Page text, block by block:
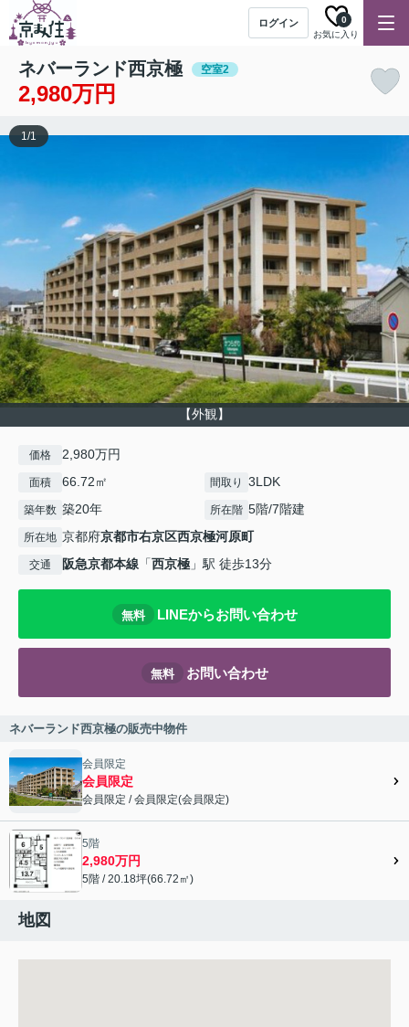
ログイン
お気に入り
0
ネバーランド西京極 空室2
2,980万円
【外観】
1/1
価格 2,980万円
面積 66.72㎡ 間取り 3LDK
築年数 築20年 所在階 5階/7階建
所在地 京都府京都市右京区西京極河原町
交通 阪急京都本線 「西京極 」駅 徒歩13分
無料 LINEからお問い合わせ
無料 お問い合わせ
ネバーランド西京極の販売中物件
会員限定">
会員限定
会員限定
会員限定 /会員限定(会員限定)
5階
2,980万円
5階 / 20.18坪(66.72㎡)
地図